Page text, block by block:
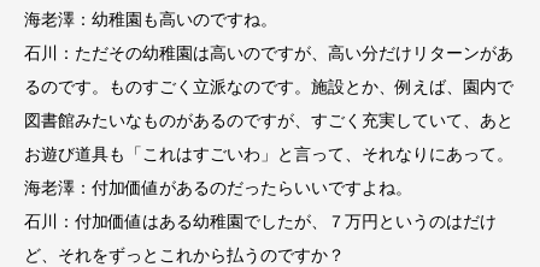
海老澤：幼稚園も高いのですね。
石川：ただその幼稚園は高いのですが、高い分だけリターンがあ
るのです。ものすごく立派なのです。施設とか、例えば、園内で
図書館みたいなものがあるのですが、すごく充実していて、あと
お遊び道具も「これはすごいわ」と言って、それなりにあって。
海老澤：付加価値があるのだったらいいですよね。
石川：付加価値はある幼稚園でしたが、７万円というのはだけ
ど、それをずっとこれから払うのですか？